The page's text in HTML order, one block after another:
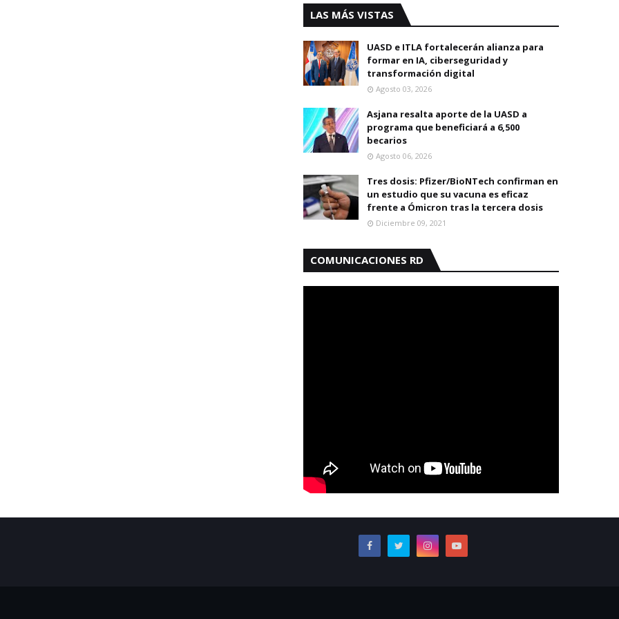
LAS MÁS VISTAS
UASD e ITLA fortalecerán alianza para
formar en IA, ciberseguridad y
transformación digital
Agosto 03, 2026
Asjana resalta aporte de la UASD a
programa que beneficiará a 6,500
becarios
Agosto 06, 2026
Tres dosis: Pfizer/BioNTech confirman en
un estudio que su vacuna es eficaz
frente a Ómicron tras la tercera dosis
Diciembre 09, 2021
COMUNICACIONES RD